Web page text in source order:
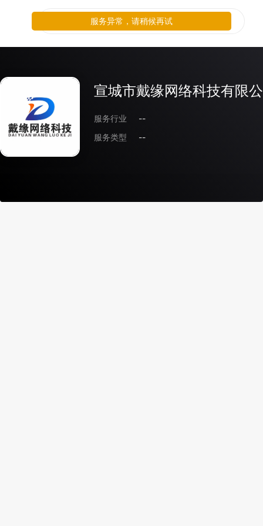
宣城市戴缘网络科技有限
服务行业
--
服务类型
--
服务异常，请稍候再试